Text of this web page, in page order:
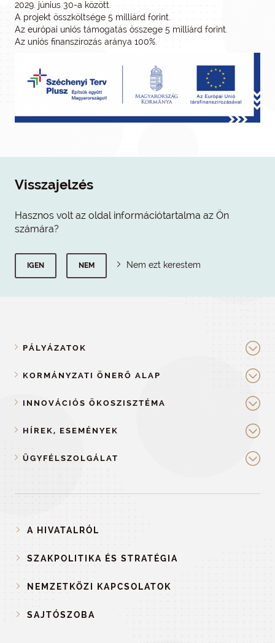
2029. június 30-a között.
A projekt összköltsége 5 milliárd forint.
Az európai uniós támogatás összege 5 milliárd forint.
Az uniós finanszírozás aránya 100%.
Visszajelzés
Hasznos volt az oldal információtartalma az Ön
számára?
IGEN NEM Nem ezt kerestem
PÁLYÁZATOK
KORMÁNYZATI ÖNERŐ ALAP
INNOVÁCIÓS ÖKOSZISZTÉMA
HÍREK, ESEMÉNYEK
ÜGYFÉLSZOLGÁLAT
A HIVATALRÓL
SZAKPOLITIKA ÉS STRATÉGIA
NEMZETKÖZI KAPCSOLATOK
SAJTÓSZOBA